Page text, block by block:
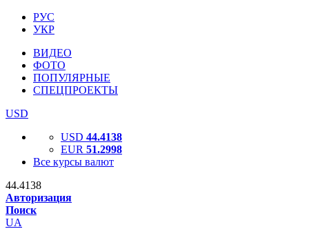
РУС
УКР
ВИДЕО
ФОТО
ПОПУЛЯРНЫЕ
СПЕЦПРОЕКТЫ
USD
USD 44.4138
EUR 51.2998
Все курсы валют
44.4138
Авторизация
Поиск
UA